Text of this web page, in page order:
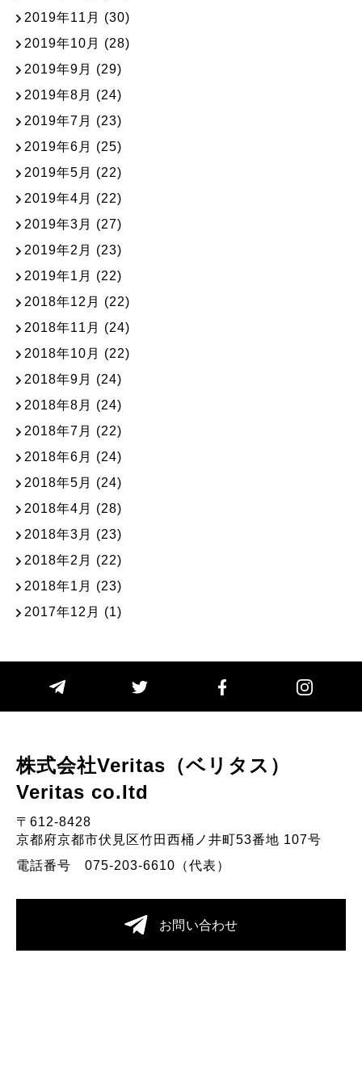
2019年11月 (30)
2019年10月 (28)
2019年9月 (29)
2019年8月 (24)
2019年7月 (23)
2019年6月 (25)
2019年5月 (22)
2019年4月 (22)
2019年3月 (27)
2019年2月 (23)
2019年1月 (22)
2018年12月 (22)
2018年11月 (24)
2018年10月 (22)
2018年9月 (24)
2018年8月 (24)
2018年7月 (22)
2018年6月 (24)
2018年5月 (24)
2018年4月 (28)
2018年3月 (23)
2018年2月 (22)
2018年1月 (23)
2017年12月 (1)
株式会社Veritas（ベリタス）
Veritas co.Itd
〒612-8428
京都府京都市伏見区竹田西桶ノ井町53番地 107号
電話番号 075-203-6610（代表）